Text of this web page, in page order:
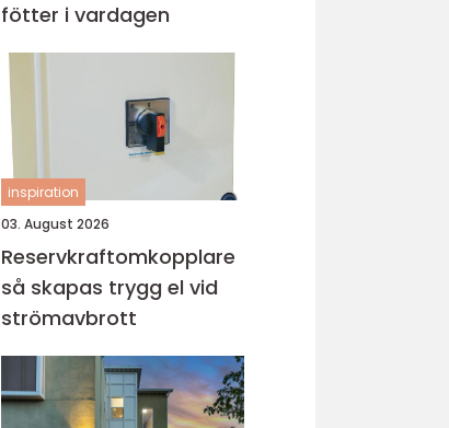
fötter i vardagen
inspiration
03. August 2026
Reservkraftomkopplare
så skapas trygg el vid
strömavbrott